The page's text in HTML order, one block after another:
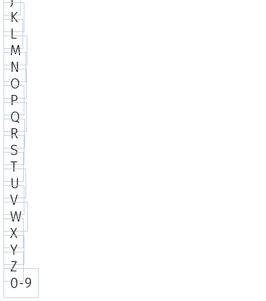
K
L
M
N
O
P
Q
R
S
T
U
V
W
X
Y
Z
0-9